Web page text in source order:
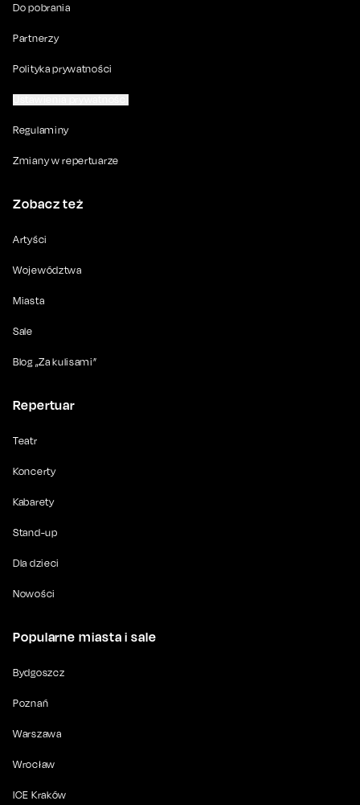
Do pobrania
Partnerzy
Polityka prywatności
Regulaminy
Zmiany w repertuarze
Zobacz też
Artyści
Województwa
Miasta
Sale
Blog „Za kulisami”
Repertuar
Teatr
Koncerty
Kabarety
Stand-up
Dla dzieci
Nowości
Popularne miasta i sale
Bydgoszcz
Poznań
Warszawa
Wrocław
ICE Kraków